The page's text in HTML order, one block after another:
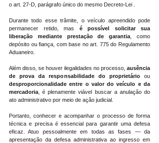
o art. 27-D, parágrafo único do mesmo Decreto-Lei .
Durante todo esse trâmite, o veículo apreendido pode
permanecer retido, mas é possível solicitar sua
liberação mediante prestação de garantia , como
depósito ou fiança, com base no art. 775 do Regulamento
Aduaneiro.
Além disso, se houver ilegalidades no processo, ausência
de prova da responsabilidade do proprietário
desproporcionalidade entre o valor do veículo e da
mercadoria , é plenamente viável buscar a anulação do
ato administrativo por meio de ação judicial.
Portanto, conhecer e acompanhar o processo de forma
técnica e precisa é essencial para garantir uma defesa
eficaz. Atuo pessoalmente em todas as fases — da
apresentação da defesa administrativa ao ingresso em